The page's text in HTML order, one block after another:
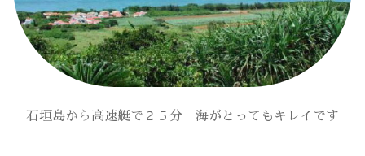
石垣島から高速艇で２５分 海がとってもキレイです